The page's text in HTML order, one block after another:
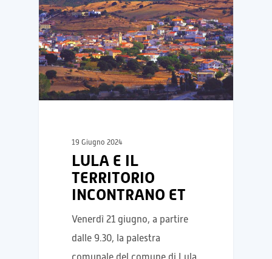
19 Giugno 2024
LULA E IL
TERRITORIO
INCONTRANO ET
Venerdì 21 giugno, a partire
dalle 9.30, la palestra